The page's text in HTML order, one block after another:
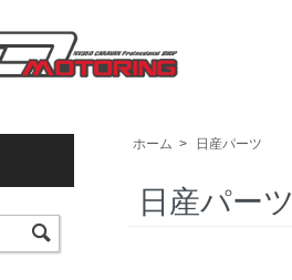
ホーム > 日産パーツ
日産パーツ